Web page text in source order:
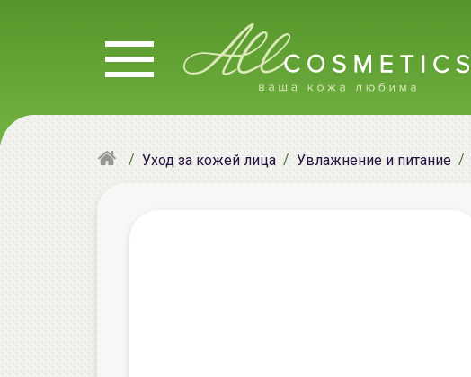
Уход за кожей лица Увлажнение и питание